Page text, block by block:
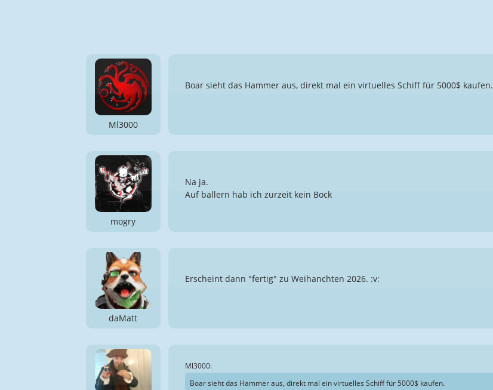
Ml3000
Boar sieht das Hammer aus, direkt mal ein virtuelles Schiff für 5000$ kaufen.
mogry
Na ja.
Auf ballern hab ich zurzeit kein Bock
daMatt
Erscheint dann "fertig" zu Weihanchten 2026. :v:
Ml3000:
Boar sieht das Hammer aus, direkt mal ein virtuelles Schiff für 5000$ kaufen.